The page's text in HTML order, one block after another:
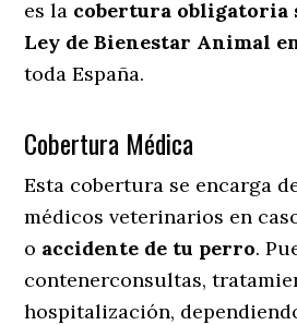
es la cobertura obligatoria
Ley de Bienestar Animal
toda España.
Cobertura Médica
Esta cobertura se encarga
médicos veterinarios en
o accidente de tu perro.
contenerconsultas,
hospitalización,